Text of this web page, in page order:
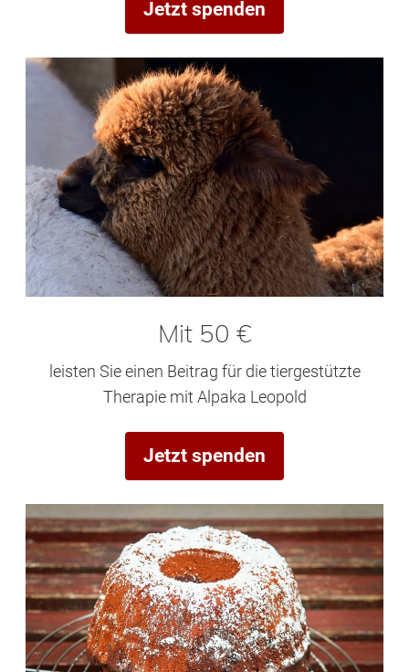
Jetzt spenden
Mit 50 €
leisten Sie einen Beitrag für die tiergestützte
Therapie mit Alpaka Leopold
Jetzt spenden